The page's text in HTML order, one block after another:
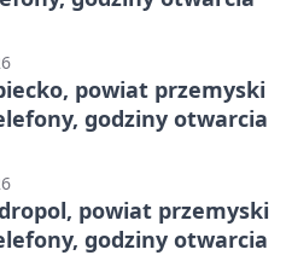
powiat przemyski
godziny otwarcia
powiat przemyski
godziny otwarcia